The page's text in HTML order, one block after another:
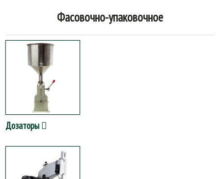
Фасовочно-упаковочное
Дозаторы